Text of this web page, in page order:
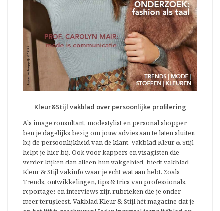
Kleur&Stijl vakblad over persoonlijke profilering
Als image consultant, modestylist en personal shopper
ben je dagelijks bezig om jouw advies aan te laten sluiten
bij de persoonlijkheid van de klant. Vakblad Kleur & Stijl
helpt je hier bij. Ook voor kappers en visagisten die
verder kijken dan alleen hun vakgebied, biedt vakblad
Kleur & Stijl vakinfo waar je echt wat aan hebt. Zoals
Trends, ontwikkelingen, tips & trics van professionals,
reportages en interviews zijn rubrieken die je onder
meer terugleest. Vakblad Kleur & Stijl hét magazine dat je